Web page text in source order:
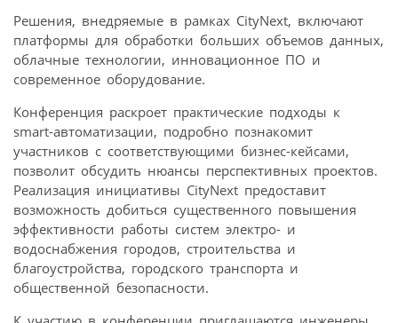
Решения, внедряемые в рамках CityNext, включают
платформы для обработки больших объемов данных,
облачные технологии, инновационное ПО и
современное оборудование.
Конференция раскроет практические подходы к
smart-автоматизации, подробно познакомит
участников с соответствующими бизнес-кейсами,
позволит обсудить нюансы перспективных проектов.
Реализация инициативы CityNext предоставит
возможность добиться существенного повышения
эффективности работы систем электро- и
водоснабжения городов, строительства и
благоустройства, городского транспорта и
общественной безопасности.